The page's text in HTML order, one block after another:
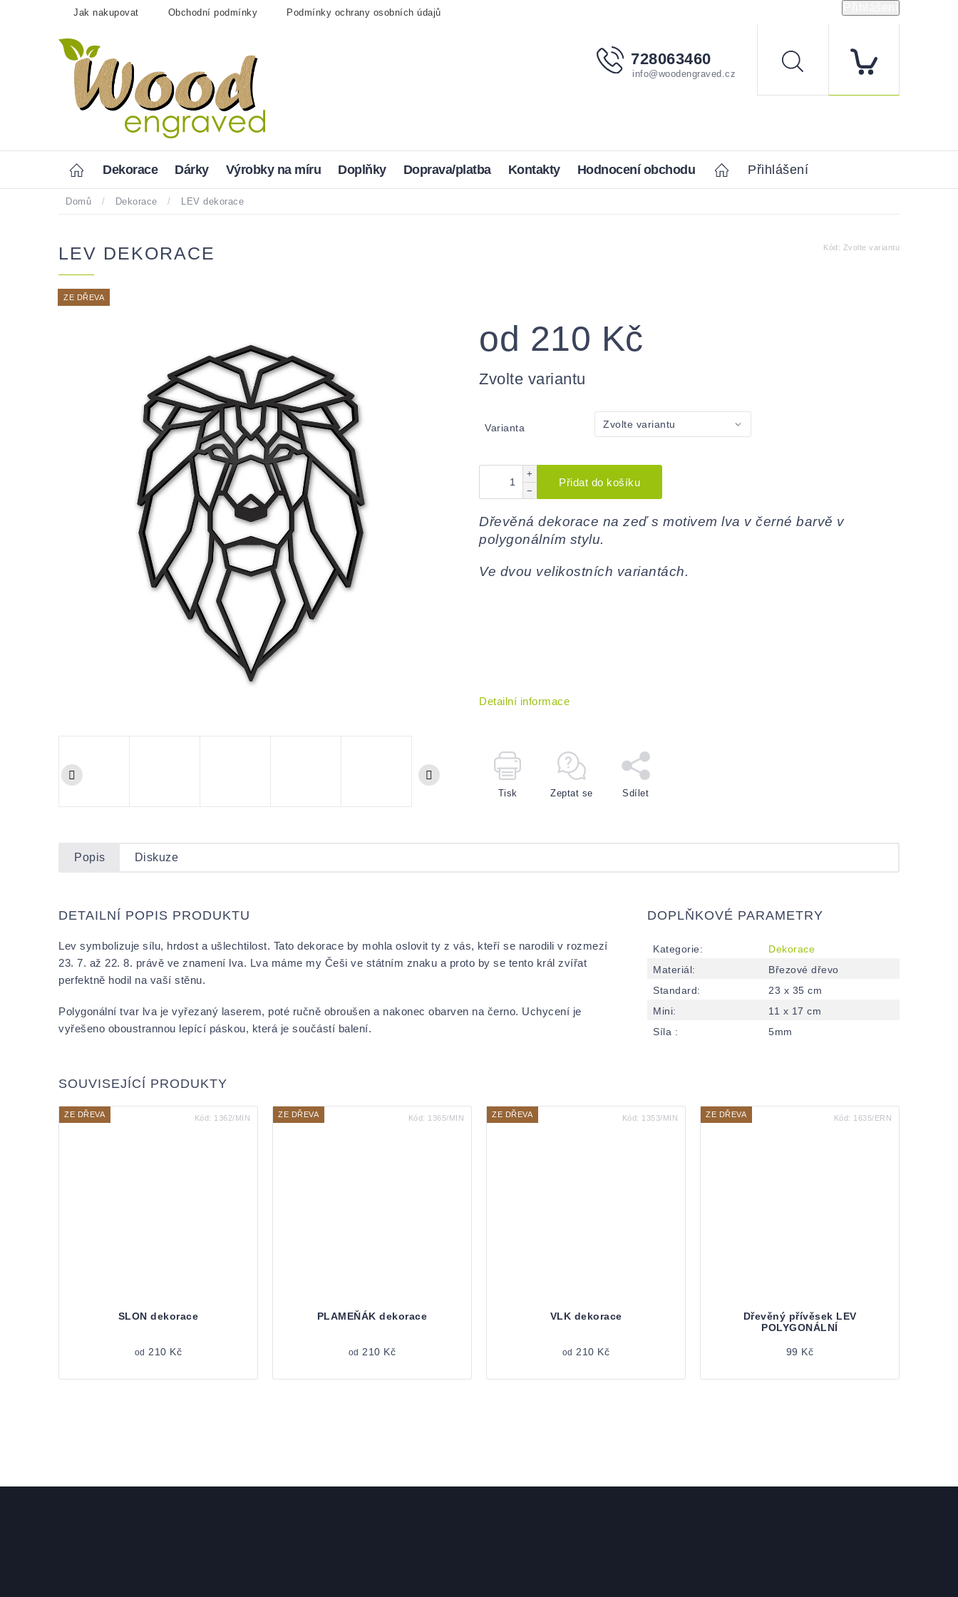
Jak nakupovat Obchodní podmínky Podmínky ochrany osobních údajů
728063460
info@woodengraved.cz
Hledat
Home Dekorace Dárky Výrobky na míru Doplňky Doprava/platba Kontakty Hodnocení obchodu Home Přihlášení
Domů / Dekorace / LEV dekorace
LEV DEKORACE Kód: Zvolte variantu
ZE DŘEVA
od 210 Kč
cena:
Zvolte variantu
Varianta
+
−
Přidat do košíku
Dřevěná dekorace na zeď s motivem lva v černé barvě v
polygonálním stylu.
Ve dvou velikostních variantách.
Detailní informace
Tisk Zeptat se Sdílet
Popis Diskuze
DETAILNÍ POPIS PRODUKTU
Lev symbolizuje sílu, hrdost a ušlechtilost. Tato dekorace by mohla oslovit ty z vás, kteří se narodili v rozmezí
23. 7. až 22. 8. právě ve znamení lva. Lva máme my Češi ve státním znaku a proto by se tento král zvířat
perfektně hodil na vaší stěnu.
Polygonální tvar lva je vyřezaný laserem, poté ručně obroušen a nakonec obarven na černo. Uchycení je
vyřešeno oboustrannou lepící páskou, která je součástí balení.
DOPLŇKOVÉ PARAMETRY
Kategorie:
Dekorace
Materiál:
Březové dřevo
Standard:
23 x 35 cm
Mini:
11 x 17 cm
Síla : 5mm
SOUVISEJÍCÍ PRODUKTY
ZE DŘEVA
SLON dekorace
od 210 Kč
Kód: 1362/MIN ZE DŘEVA
PLAMEŇÁK dekorace
od 210 Kč
Kód: 1365/MIN ZE DŘEVA
VLK dekorace
od 210 Kč
Kód: 1353/MIN ZE DŘEVA
Dřevěný přívěsek LEV
POLYGONÁLNÍ
99 Kč
Kód: 1635/ERN